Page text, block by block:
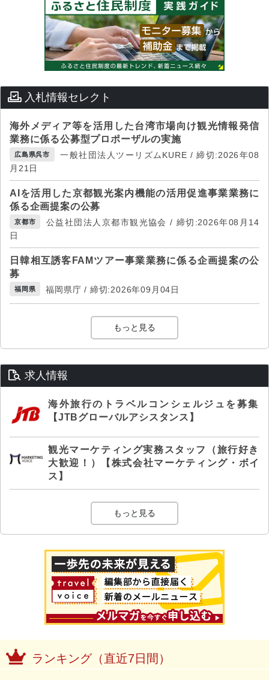
入札情報セレクト
海外メディア等を活用した台湾市場向け観光情報発信
業務に係る公募型プロポーザルの実施
広島県呉市
一般社団法人ツーリズムKURE / 締切:2026年08
月21日
AIを活用した京都観光案内機能の活用促進事業業務に
係る企画提案の公募
京都市
公益社団法人京都市観光協会 / 締切:2026年08月14
日
日韓相互誘客FAMツアー事業業務に係る企画提案の公
募
福岡県 福岡県庁 / 締切:2026年09月04日
もっと見る
求人情報
海外旅行のトラベルコンシェルジュを募集
【JTBグローバルアシスタンス】
観光マーケティング実務スタッフ（旅行好き
大歓迎！）【株式会社マーケティング・ボイ
ス】
もっと見る
ランキング（直近7日間）